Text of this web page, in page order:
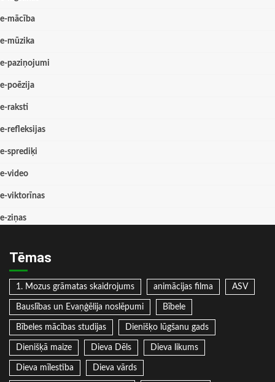
e-mācība
e-mūzika
e-paziņojumi
e-poēzija
e-raksti
e-refleksijas
e-sprediķi
e-video
e-viktorīnas
e-ziņas
Tēmas
1. Mozus grāmatas skaidrojums animācijas filma ASV
Bauslības un Evaņģēlija noslēpumi Bībele
Bībeles mācības studijas Dienišķo lūgšanu gads
Dienišķā maize Dieva Dēls Dieva likums
Dieva mīlestība Dieva vārds